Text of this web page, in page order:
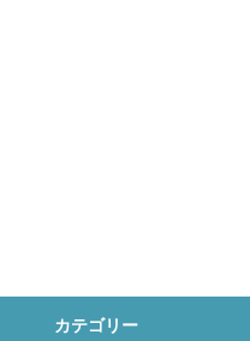
カテゴリー